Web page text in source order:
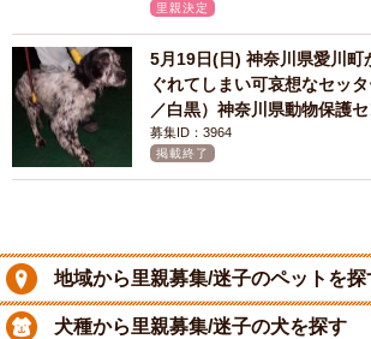
里親決定
5月19日(日) 神奈川県愛川町
ぐれてしまい可哀想なセッ
／白黒）神奈川県動物保護
募集ID：3964
掲載終了
地域から里親募集/迷子のペットを探
犬種から里親募集/迷子の犬を探す